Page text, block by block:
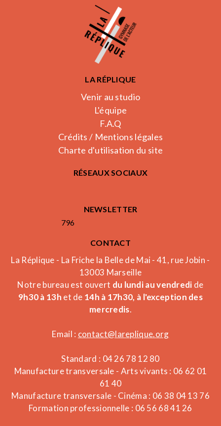
LA RÉPLIQUE
Venir au studio
L'équipe
F.A.Q
Crédits / Mentions légales
Charte d'utilisation du site
RÉSEAUX SOCIAUX
NEWSLETTER
796
CONTACT
La Réplique - La Friche la Belle de Mai - 41, rue Jobin -
13003 Marseille
Notre bureau est ouvert du lundi au vendredi de
9h30 à 13h et de 14h à 17h30, à l'exception des
mercredis.
Email : contact@lareplique.org
Standard : 04 26 78 12 80
Manufacture transversale - Arts vivants : 06 62 01
61 40
Manufacture transversale - Cinéma : 06 38 04 13 76
Formation professionnelle : 06 56 68 41 26